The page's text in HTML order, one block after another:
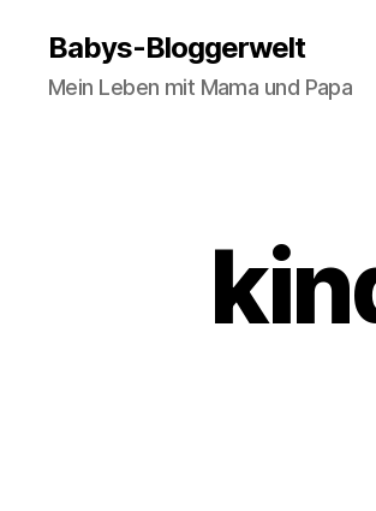
Babys-Bloggerwelt
Mein Leben mit Mama und Papa